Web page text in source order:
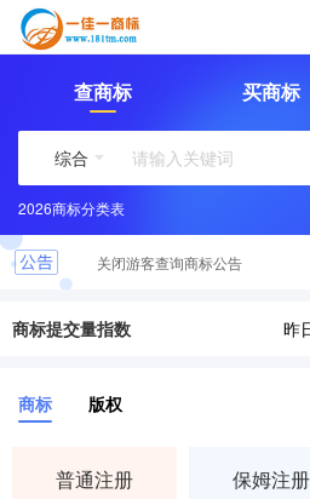
查商标 买商标
综合
2026商标分类表
关闭游客查询商标公告
24小时商标咨询服务热线
商标提交量指数 昨
商标 版权
普通注册 保姆注册